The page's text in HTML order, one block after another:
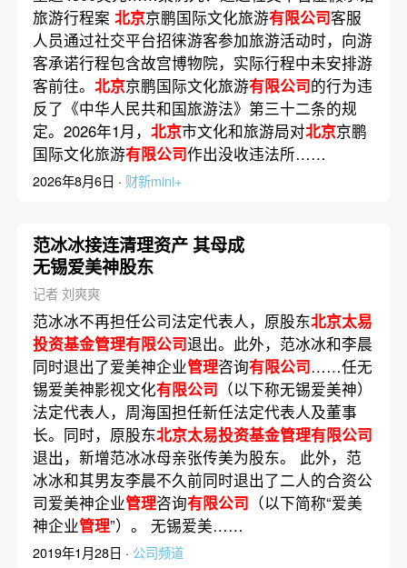
旅游行程案 北京京鹏国际文化旅游有限公司客服
人员通过社交平台招徕游客参加旅游活动时，向游
客承诺行程包含故宫博物院，实际行程中未安排游
客前往。 北京京鹏国际文化旅游有限公司的行为违
反了《中华人民共和国旅游法》第三十二条的规
定。2026年1月， 北京市文化和旅游局对北京京鹏
国际文化旅游有限公司作出没收违法所……
2026年8月6日 · 财新mini+
范冰冰接连清理资产 其母成
无锡爱美神股东
记者 刘爽爽
范冰冰不再担任公司法定代表人，原股东北京太易
投资基金管理有限公司退出。此外，范冰冰和李晨
同时退出了爱美神企业管理咨询有限公司……任无
锡爱美神影视文化有限公司 （以下称无锡爱美神）
法定代表人，周海国担任新任法定代表人及董事
长。同时，原股东北京太易投资基金管理有限公司
退出，新增范冰冰母亲张传美为股东。 此外，范
冰冰和其男友李晨不久前同时退出了二人的合资公
司爱美神企业管理咨询有限公司 （以下简称“爱美
神企业管理”）。 无锡爱美……
2019年1月28日 · 公司频道